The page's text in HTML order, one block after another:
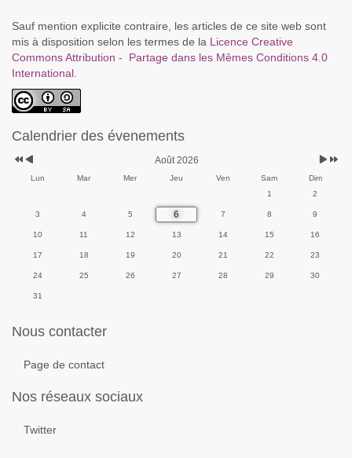
Sauf mention explicite contraire, les articles de ce site web sont
mis à disposition selon les termes de la Licence Creative
Commons Attribution - Partage dans les Mêmes Conditions 4.0
International
Calendrier des évenements
Août 2026
Lun Mar Mer Jeu Ven Sam
Dim
1
2
3 4 5 6 7 8 9
10 11 12 13 14 15 16
17 18 19 20 21 22 23
24 25 26 27 28 29 30
31
Nous contacter
Page de contact
Nos réseaux sociaux
Twitter